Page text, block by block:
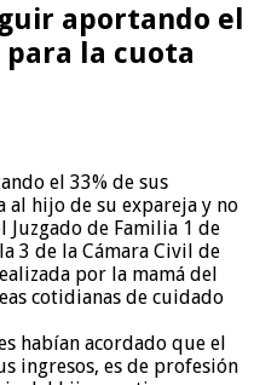
aportando el
para la cuota
el 33% de sus
al hijo de su expareja y no
de Familia 1 de
3 de la Cámara Civil de
por la mamá del
cotidianas de cuidado
habían acordado que el
ingresos, es de profesión